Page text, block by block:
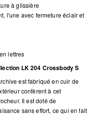
à glissière
l'une avec fermeture éclair et
lettres
LK 204 Crossbody S
est fabriqué en cuir de
confèrent à cet
Il est doté de
sans effort, ce qui en fait